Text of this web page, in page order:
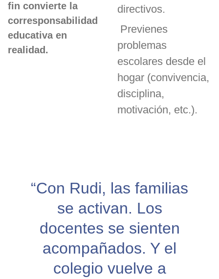
fin convierte la
corresponsabilidad
educativa en
realidad.
directivos.
Previenes
problemas
escolares desde el
hogar (convivencia,
disciplina,
motivación, etc.).
“Con Rudi, las familias
se activan. Los
docentes se sienten
acompañados. Y el
colegio vuelve a